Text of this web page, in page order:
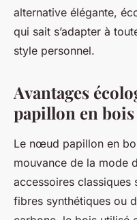
alternative élégante,
qui sait s’adapter à
style personnel.
Avantages
papillon en bois
Le nœud papillon en
mouvance de la mode
accessoires
fibres synthétiques ou